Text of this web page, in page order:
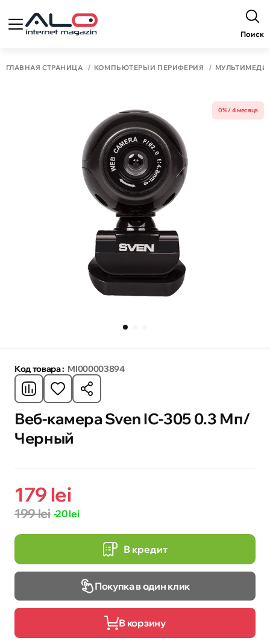
Поиск
ГЛАВНАЯ СТРАНИЦА КОМПЬЮТЕРЫ И ПЕРИФЕРИЯ
0% / 4 месяца
Код товара : MI000003894
Веб-камера Sven IC-305 0.3 Мп/
Черный
179 lei
199 lei -20 lei
В кредит
Покупка в один клик
В корзину